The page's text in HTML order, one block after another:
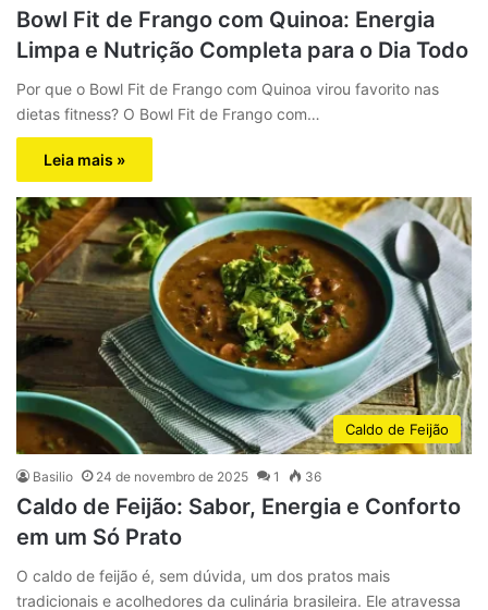
Bowl Fit de Frango com Quinoa: Energia
Limpa e Nutrição Completa para o Dia Todo
Por que o Bowl Fit de Frango com Quinoa virou favorito nas
dietas fitness? O Bowl Fit de Frango com…
Leia mais »
Caldo de Feijão
Basilio 24 de novembro de 2025 1 36
Caldo de Feijão: Sabor, Energia e Conforto
em um Só Prato
O caldo de feijão é, sem dúvida, um dos pratos mais
tradicionais e acolhedores da culinária brasileira. Ele atravessa